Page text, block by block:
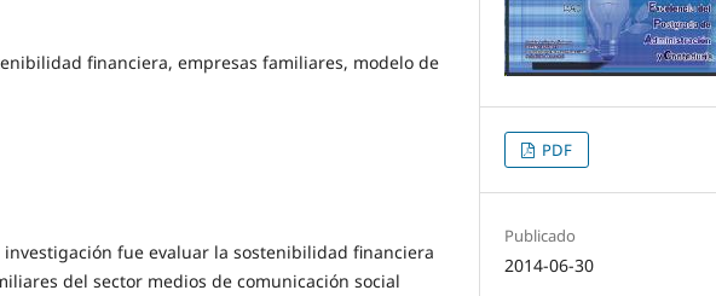
financiera, empresas familiares, modelo de
investigación fue evaluar la sostenibilidad financiera
del sector medios de comunicación social
PDF
Publicado
2014-06-30